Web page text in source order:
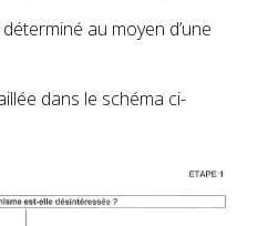
au moyen d’une
dans le schéma ci-